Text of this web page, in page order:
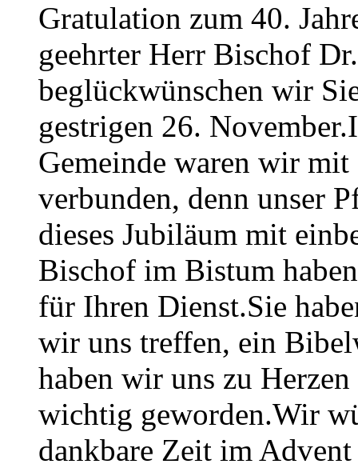
Gratulation zum 40.
geehrter Herr Bischof
beglückwünschen wir
gestrigen 26.
Gemeinde waren wir
verbunden, denn unser
dieses Jubiläum mit
Bischof im Bistum
für Ihren Dienst.Sie
wir uns treffen, ein
haben wir uns zu
wichtig geworden.Wir
dankbare Zeit im